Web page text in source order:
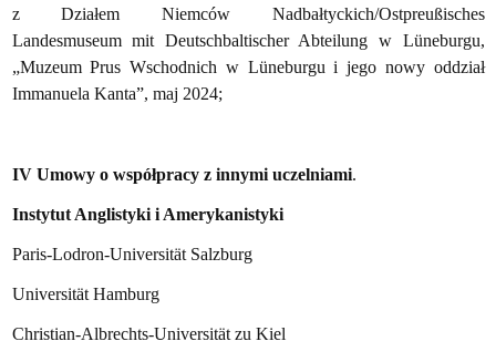
z Działem Niemców Nadbałtyckich/Ostpreußisches
Landesmuseum mit Deutschbaltischer Abteilung w Lüneburgu,
„Muzeum Prus Wschodnich w Lüneburgu i jego nowy oddział
Immanuela Kanta”, maj 2024;
IV Umowy o współpracy z innymi uczelniami.
Instytut Anglistyki i Amerykanistyki
Paris-Lodron-Universität Salzburg
Universität Hamburg
Christian-Albrechts-Universität zu Kiel